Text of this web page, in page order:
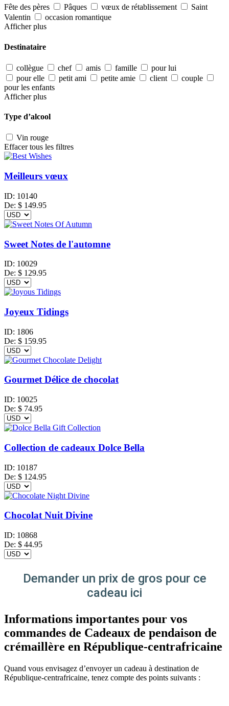
Fête des pères
Pâques vœux de rétablissement
Saint
Valentin
occasion romantique
Afficher plus
Destinataire
collègue chef amis famille
pour lui
pour elle
petit ami petite amie client
couple
pour les enfants
Afficher plus
Type d’alcool
Vin rouge
Effacer tous les filtres
Meilleurs vœux
ID: 10140
De: $ 149.95
Sweet Notes de l'automne
ID: 10029
De: $ 129.95
Joyeux Tidings
ID: 1806
De: $ 159.95
Gourmet Délice de chocolat
ID: 10025
De: $ 74.95
Collection de cadeaux Dolce Bella
ID: 10187
De: $ 124.95
Chocolat Nuit Divine
ID: 10868
De: $ 44.95
Demander un prix de gros pour ce
cadeau ici
Informations importantes pour vos
commandes de Cadeaux de pendaison de
crémaillère en République-centrafricaine
Quand vous envisagez d’envoyer un cadeau à destination de
République-centrafricaine, tenez compte des points suivants :